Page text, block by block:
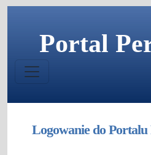
Portal
Logowanie do Portalu